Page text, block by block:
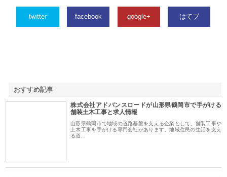
twitter facebook google+ はてブ
おすすめ記事
株式会社アドバンスロードが山形県鶴岡市で手がける
舗装土木工事と求人情報
山形県鶴岡市で地域の道路基盤を支える企業として、舗装工事や
土木工事を手がける専門会社があります。地域住民の生活を支え
る道…